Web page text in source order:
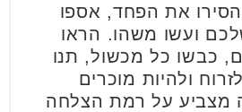
את הפחד, אספו
ועשו משהו. הראו
כבשו כל מכשול, תנו
ולהיות מוכרים
מצביע על רמת הצלחה